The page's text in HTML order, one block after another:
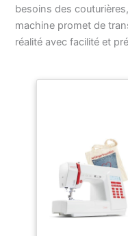
besoins des
machine promet de
réalité avec facilité et